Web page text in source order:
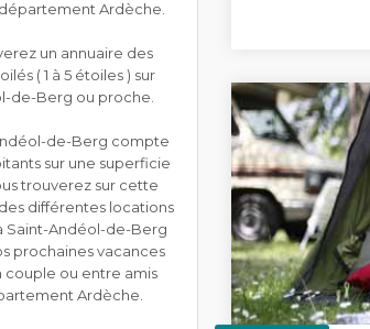
département Ardèche.
un annuaire des
( 1 à 5 étoiles ) sur
de-Berg ou proche.
de-Berg compte
sur une superficie
trouverez sur cette
différentes locations
Saint-Andéol-de-Berg
prochaines vacances
couple ou entre amis
Ardèche.